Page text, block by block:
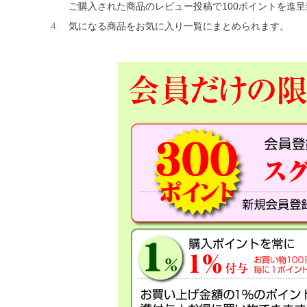
ご購入された商品のレビュー投稿で100ポイントを進
気になる商品をお気に入り一覧にまとめられます。